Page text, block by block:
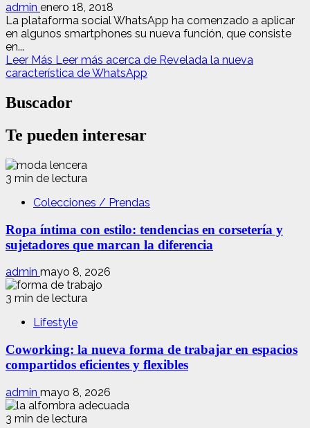
admin enero 18, 2018
La plataforma social WhatsApp ha comenzado a aplicar
en algunos smartphones su nueva función, que consiste
en...
Leer Más Leer más acerca de Revelada la nueva
característica de WhatsApp
Buscador
Te pueden interesar
3 min de lectura
Colecciones / Prendas
Ropa íntima con estilo: tendencias en corsetería y
sujetadores que marcan la diferencia
admin mayo 8, 2026
3 min de lectura
Lifestyle
Coworking: la nueva forma de trabajar en espacios
compartidos eficientes y flexibles
admin mayo 8, 2026
3 min de lectura